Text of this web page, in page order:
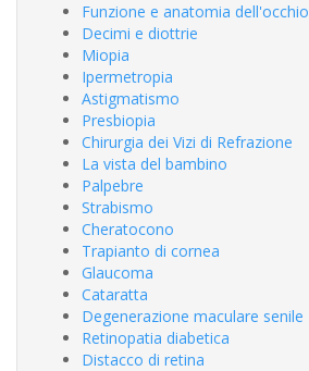
Funzione e anatomia dell'occhio
Decimi e diottrie
Miopia
Ipermetropia
Astigmatismo
Presbiopia
Chirurgia dei Vizi di Refrazione
La vista del bambino
Palpebre
Strabismo
Cheratocono
Trapianto di cornea
Glaucoma
Cataratta
Degenerazione maculare senile
Retinopatia diabetica
Distacco di retina